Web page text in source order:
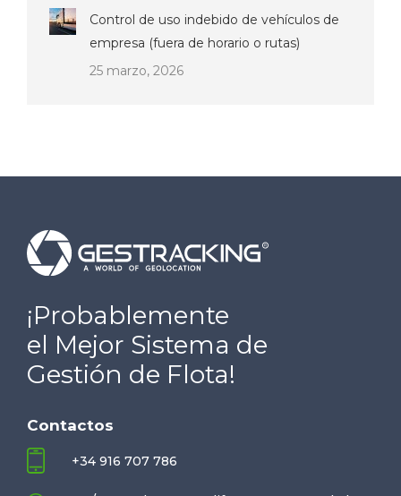
Control de uso indebido de vehículos de
empresa (fuera de horario o rutas)
25 marzo, 2026
¡Probablemente
el Mejor Sistema de
Gestión de Flota!
Contactos
+34 916 707 786